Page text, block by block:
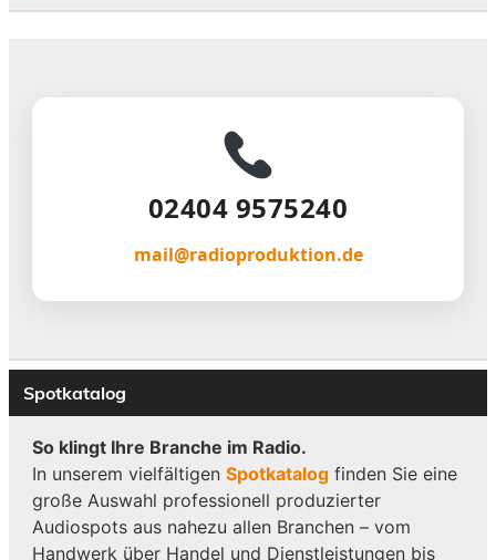
02404 9575240
mail@radioproduktion.de
Spotkatalog
So klingt Ihre Branche im Radio.
In unserem vielfältigen Spotkatalogfinden Sie eine
große Auswahl professionell produzierter
Audiospots aus nahezu allen Branchen – vom
Handwerk über Handel und Dienstleistungen bis